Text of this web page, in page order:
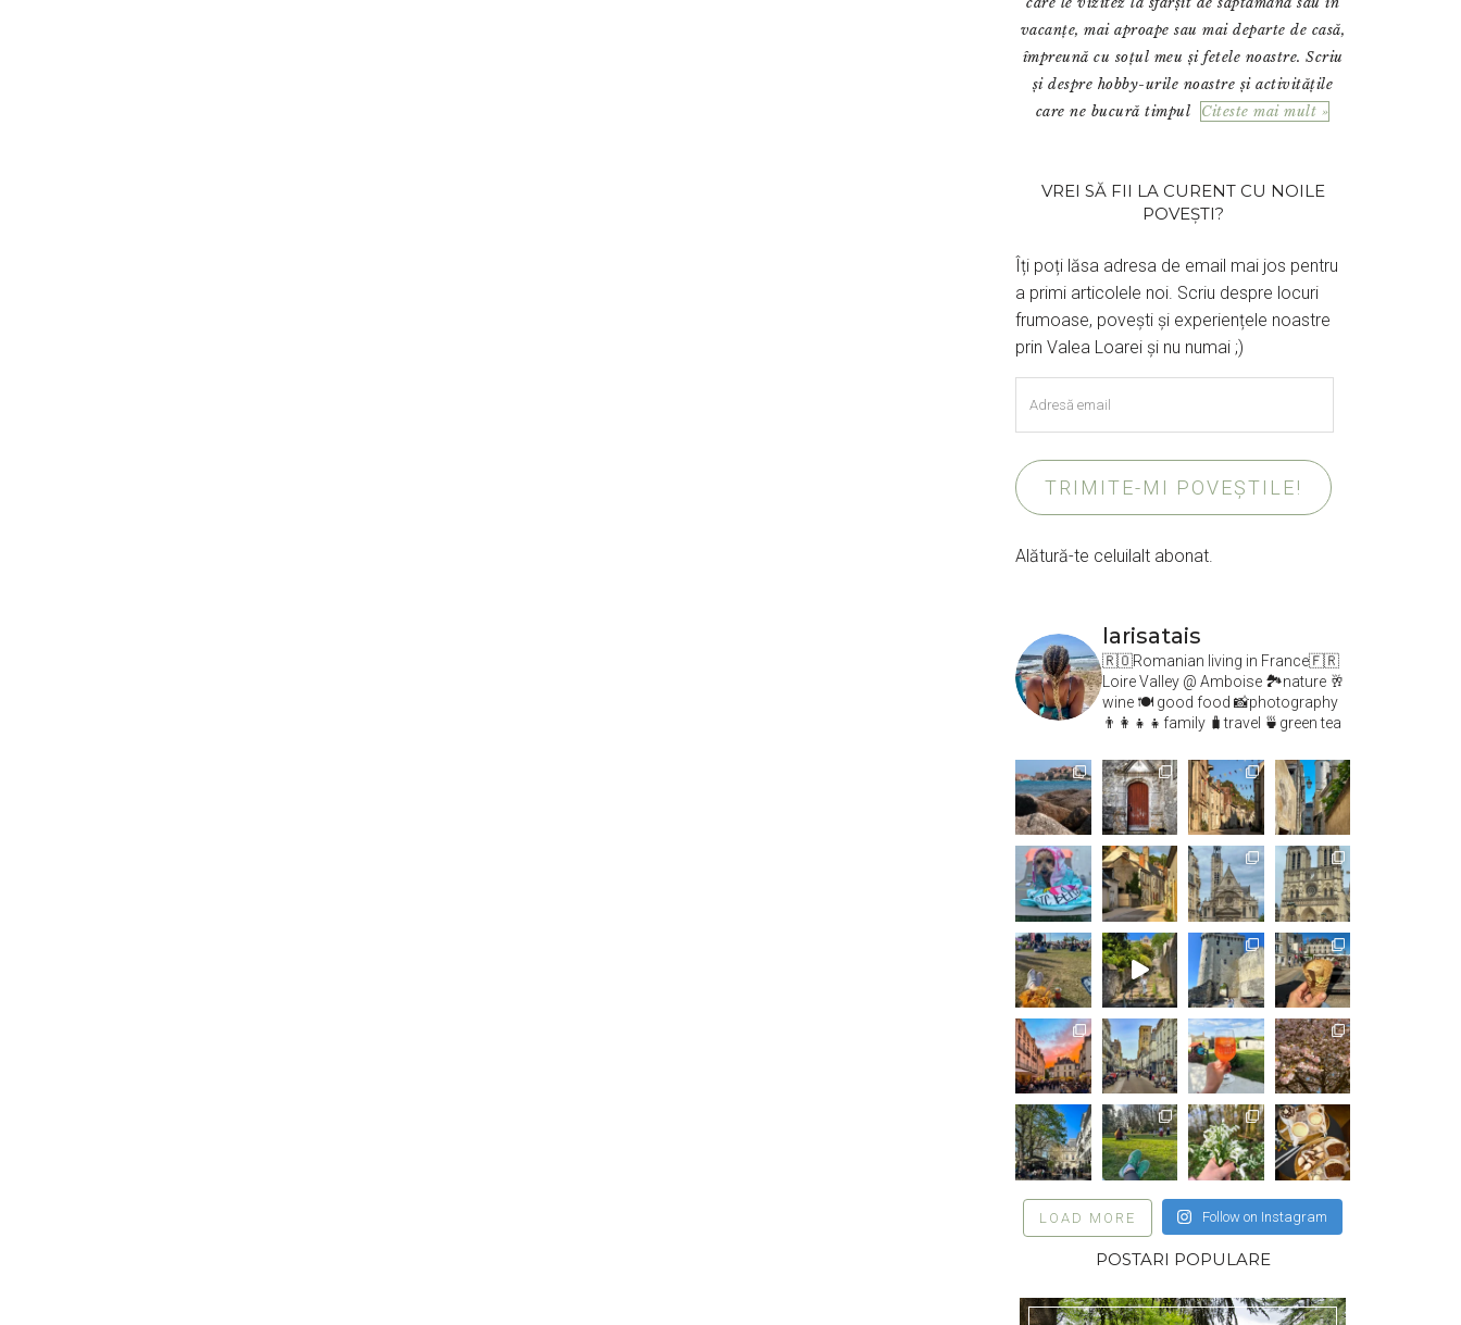
vacanțe, mai aproape sau mai departe de casă,
împreună cu soțul meu și fetele noastre. Scriu
și despre hobby-urile noastre și activitățile
care ne bucură timpul Citeste mai mult »
VREI SĂ FII LA CURENT CU NOILE
POVEȘTI?
Îți poți lăsa adresa de email mai jos pentru
a primi articolele noi. Scriu despre locuri
frumoase, povești și experiențele noastre
prin Valea Loarei și nu numai ;)
email
TRIMITE-MI POVEȘTILE!
Alătură-te celuilalt abonat.
larisatais
🇷🇴Romanian living in France🇫🇷
Loire Valley @ Amboise 🏞️nature 🥂
wine 🍽 good food 📸photography
👨‍👩‍👧‍👧family 🧳travel 🍵green tea
LOAD MORE Follow on Instagram
POSTARI POPULARE